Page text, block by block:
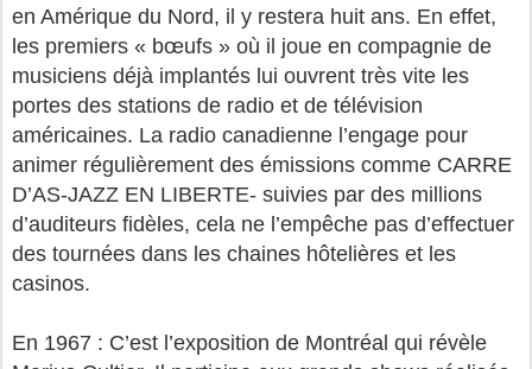
en Amérique du Nord, il y restera huit ans. En effet,
les premiers « bœufs » où il joue en compagnie de
musiciens déjà implantés lui ouvrent très vite les
portes des stations de radio et de télévision
américaines. La radio canadienne l’engage pour
animer régulièrement des émissions comme CARRE
D’AS-JAZZ EN LIBERTE- suivies par des millions
d’auditeurs fidèles, cela ne l’empêche pas d’effectuer
des tournées dans les chaines hôtelières et les
casinos.
En 1967 : C’est l’exposition de Montréal qui révèle